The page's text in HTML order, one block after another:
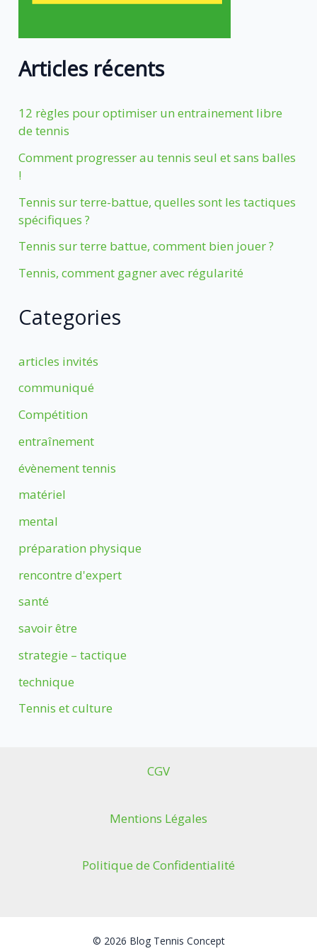
Articles récents
12 règles pour optimiser un entrainement libre
de tennis
Comment progresser au tennis seul et sans balles
!
Tennis sur terre-battue, quelles sont les tactiques
spécifiques ?
Tennis sur terre battue, comment bien jouer ?
Tennis, comment gagner avec régularité
Categories
articles invités
communiqué
Compétition
entraînement
évènement tennis
matériel
mental
préparation physique
rencontre d'expert
santé
savoir être
strategie – tactique
technique
Tennis et culture
CGV
Mentions Légales
Politique de Confidentialité
© 2026 Blog Tennis Concept